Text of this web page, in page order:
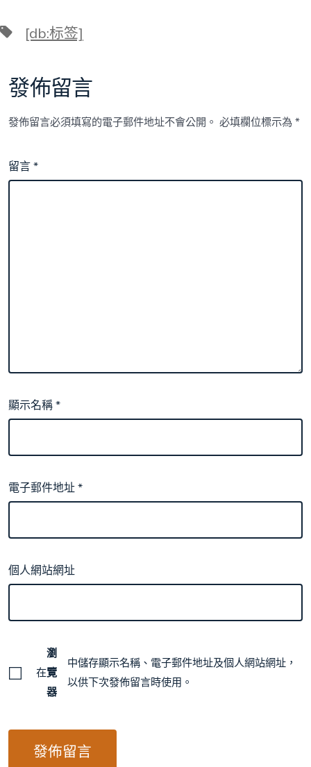
標 [db:标签]
發佈留言
發佈留言必須填寫的電子郵件地址不會公開。 必填欄位標示為*
留言*
顯示名稱*
電子郵件地址*
個人網站網址
在
瀏
覽
器
中儲存顯示名稱、電子郵件地址及個人網站網址，
以供下次發佈留言時使用。